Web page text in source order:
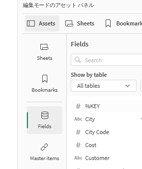
編集モードのアセット パネル